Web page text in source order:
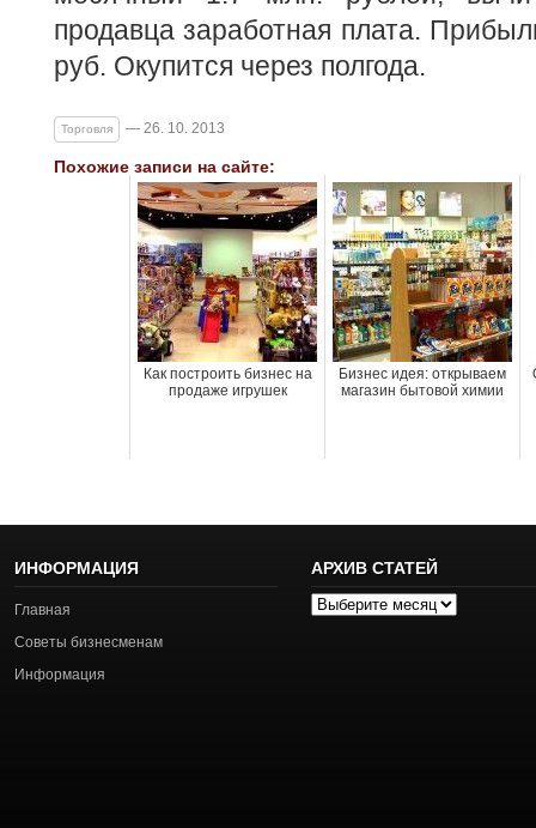
продавца заработная плата.
руб. Окупится через полгода.
Торговля — 26. 10. 2013
Похожие записи на сайте:
Как построить бизнес на
продаже игрушек
Бизнес идея: открываем
магазин бытовой химии
ИНФОРМАЦИЯ
Главная
Советы бизнесменам
Информация
АРХИВ СТАТЕЙ
Архив